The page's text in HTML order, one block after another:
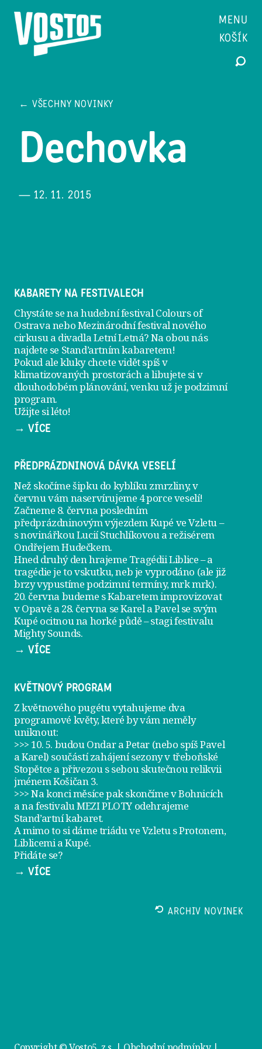
MENU
KOŠÍK
← VŠECHNY NOVINKY
Dechovka
— 12. 11. 2015
KABARETY NA FESTIVALECH
Chystáte se na hudební festival Colours of
Ostrava nebo Mezinárodní festival nového
cirkusu a divadla Letní Letná? Na obou nás
najdete se Stand’artním kabaretem!
Pokud ale kluky chcete vidět spíš v
klimatizovaných prostorách a libujete si v
dlouhodobém plánování, venku už jepodzimní
program.
Užijte si léto!
→ VÍCE
PŘEDPRÁZDNINOVÁ DÁVKA VESELÍ
Než skočíme šipku do kyblíku zmrzliny, v
červnu vám naservírujeme 4 porce veselí!
Začneme 8. června posledním
předprázdninovým výjezdemKupé ve Vzletu–
s novinářkou Lucií Stuchlíkovou a režisérem
Ondřejem Hudečkem.
Hned druhý den hrajeme Tragédii Liblice– a
tragédie je to vskutku, neb je vyprodáno (ale již
brzy vypustíme podzimní termíny, mrk mrk).
20. června budeme s Kabaretem improvizovat
v Opavě a 28. června se Karel a Pavel se svým
Kupé ocitnou na horké půdě – stagi festivalu
Mighty Sounds.
→ VÍCE
KVĚTNOVÝ PROGRAM
Z květnového pugétu vytahujeme dva
programové květy, které by vám neměly
uniknout:
>>> 10. 5. budou Ondar a Petar (nebo spíš Pavel
a Karel) součástí zahájení sezony vtřeboňské
Stopětce a přivezou s sebou skutečnou relikvii
jménemKošičan 3.
>>> Na konci měsíce pak skončíme v Bohnicích
a na festivaluMEZI PLOTY odehrajeme
Stand’artní kabaret.
A mimo to si dámetriádu ve Vzletu s Protonem,
Liblicemi a Kupé.
Přidáte se?
→ VÍCE
ARCHIV NOVINEK